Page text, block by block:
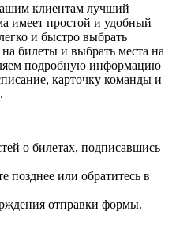
клиентам лучший
имеет простой и удобный
и быстро выбрать
билеты и выбрать места на
подробную информацию
карточку команды и
о билетах, подписавшись
позднее или обратитесь в
отправки формы.